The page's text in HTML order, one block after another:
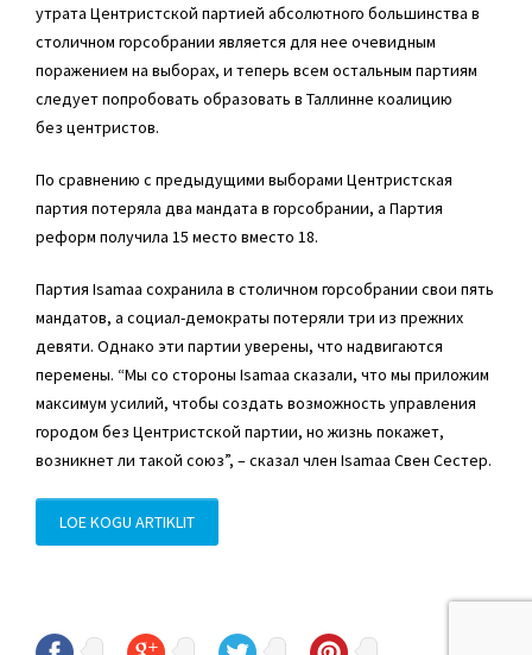
утрата Центристской партией абсолютного большинства в
столичном горсобрании является для нее очевидным
поражением на выборах, и теперь всем остальным партиям
следует попробовать образовать в Таллинне коалицию
без центристов.
По сравнению с предыдущими выборами Центристская
партия потеряла два мандата в горсобрании, а Партия
реформ получила 15 место вместо 18.
Партия Isamaa сохранила в столичном горсобрании свои пять
мандатов, а социал-демократы потеряли три из прежних
девяти. Однако эти партии уверены, что надвигаются
перемены. “Мы со стороны Isamaa сказали, что мы приложим
максимум усилий, чтобы создать возможность управления
городом без Центристской партии, но жизнь покажет,
возникнет ли такой союз”, – сказал член Isamaa Свен Сестер.
LOE KOGU ARTIKLIT